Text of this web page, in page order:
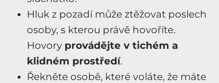
Hluk z pozadí může ztěžovat poslech
osoby, s kterou právě hovoříte.
Hovory provádějte v tichém a
klidném prostředí.
Řekněte osobě, které voláte, že máte